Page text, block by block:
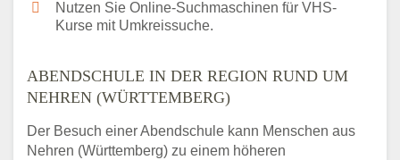
Nutzen Sie Online-Suchmaschinen für VHS-
Kurse mit Umkreissuche.
ABENDSCHULE IN DER REGION RUND UM
NEHREN (WÜRTTEMBERG)
Der Besuch einer Abendschule kann Menschen aus
Nehren (Württemberg) zu einem höheren